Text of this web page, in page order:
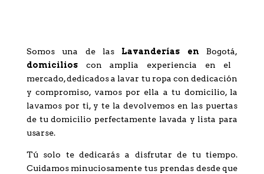
Somos una de las Lavanderías en Bogotá,
domicilioscon amplia experiencia en el
mercado, dedicados a lavar tu ropa con dedicación
y compromiso, vamos por ella a tu domicilio, la
lavamos por ti, y te la devolvemos en las puertas
de tu domicilio perfectamente lavada y lista para
usarse.
Tú solo te dedicarás a disfrutar de tu tiempo.
Cuidamos minuciosamente tus prendas desde que